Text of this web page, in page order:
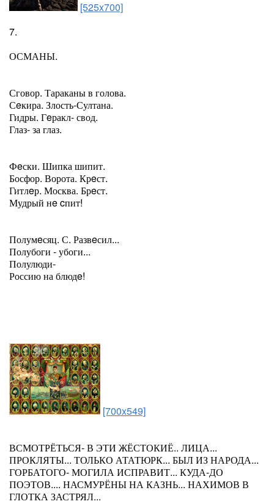
[525x700]
7.
ОСМАНЫ.
Сговор. Тараканы в голова.
Сeкира. Злость-Султана.
Гидры. Гeракл- свод.
Глаз- за глаз.
Фeски. Шипка шипит.
Босфор. Ворота. Крeст.
Гитлeр. Москва. Брeст.
Мудрый нe cпит!
Полумeсяц. С. Развeсил...
Полубоги - убоги...
Полулюди-
Россию на блюдe!
[700x549]
ВСМОТРЁТЬСЯ- В ЭТИ ЖЁСТОКИЁ.. ЛИЦА...
ПРОКЛЯТЫ... ТОЛЬКО АТАТЮРК... БЫЛ ИЗ НАРОДА...
ГОРБАТОГО- МОГИЛА ИСПРАВИТ... КУДА-ДО
ПОЭТОВ.... НАСМУРЁНЫ НА КАЗНЬ... НАХИМОВ В
ГЛОТКА ЗАСТРЯЛ...